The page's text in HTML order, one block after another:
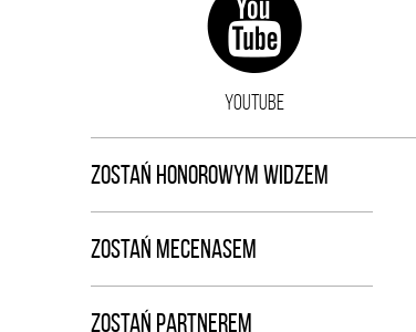
YOUTUBE
ZOSTAŃ HONOROWYM WIDZEM
ZOSTAŃ MECENASEM
ZOSTAŃ PARTNEREM